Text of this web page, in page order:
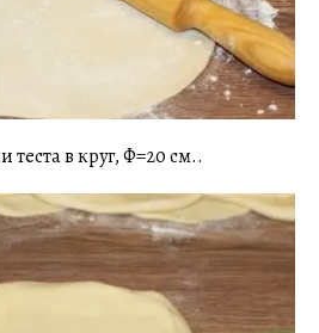
теста в круг, Ф=20 см..